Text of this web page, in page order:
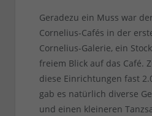
Geradezu ein Muss war
Cornelius-Cafés in der
Cornelius-Galerie, ein
freiem Blick auf das Café.
diese Einrichtungen fast
gab es natürlich diverse
und einen kleineren